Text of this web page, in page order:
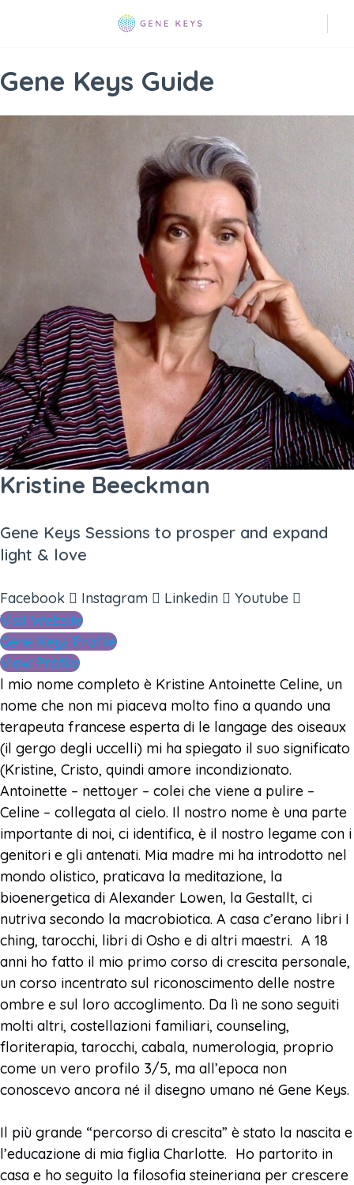
Gene Keys Guide
Kristine Beeckman
Gene Keys Sessions to prosper and expand
light & love
Facebook Instagram Linkedin
Youtube
Visit Website
Gene Keys Profile
View Profile
l mio nome completo è Kristine Antoinette Celine, un
nome che non mi piaceva molto fino a quando una
terapeuta francese esperta di le langage des oiseaux
(il gergo degli uccelli) mi ha spiegato il suo significato
(Kristine, Cristo, quindi amore incondizionato.
Antoinette – nettoyer – colei che viene a pulire –
Celine – collegata al cielo. Il nostro nome è una parte
importante di noi, ci identifica, è il nostro legame con i
genitori e gli antenati. Mia madre mi ha introdotto nel
mondo olistico, praticava la meditazione, la
bioenergetica di Alexander Lowen, la Gestallt, ci
nutriva secondo la macrobiotica. A casa c’erano libri I
ching, tarocchi, libri di Osho e di altri maestri. A 18
anni ho fatto il mio primo corso di crescita personale,
un corso incentrato sul riconoscimento delle nostre
ombre e sul loro accoglimento. Da lì ne sono seguiti
molti altri, costellazioni familiari, counseling,
floriterapia, tarocchi, cabala, numerologia, proprio
come un vero profilo 3/5, ma all’epoca non
conoscevo ancora né il disegno umano né Gene Keys.
Il più grande “percorso di crescita” è stato la nascita e
l’educazione di mia figlia Charlotte. Ho partorito in
casa e ho seguito la filosofia steineriana per crescere